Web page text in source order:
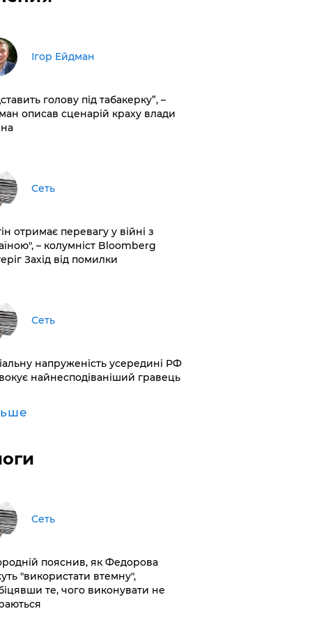
Ігор Ейдман
голову під табакерку”, –
описав сценарій краху влади
Сеть
отримає перевагу у війні з
– колумніст Bloomberg
Захід від помилки
Сеть
напруженість усередині РФ
найнесподіваніший гравець
Сеть
пояснив, як Федорова
"використати втемну",
те, чого виконувати не